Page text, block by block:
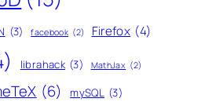
(3) facebook (2) Firefox (4)
librahack (3) MathJax (2)
(6) mySQL (3)